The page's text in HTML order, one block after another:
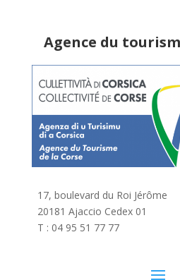
Agence du
17, boulevard du Roi Jérôme
20181 Ajaccio Cedex 01
T : 04 95 51 77 77